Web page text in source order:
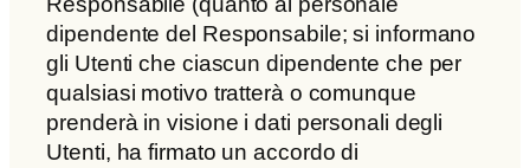
dipendente del Responsabile; si informano
gli Utenti che ciascun dipendente che per
qualsiasi motivo tratterà o comunque
prenderà in visione i dati personali degli
Utenti, ha firmato un accordo di